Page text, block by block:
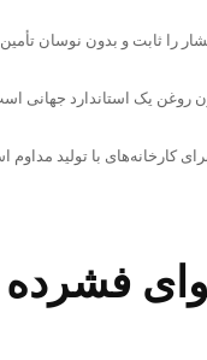
را ثابت و بدون نوسان
روغن یک استاندارد جهانی
کارخانه‌های با تولید مداوم
فشرده